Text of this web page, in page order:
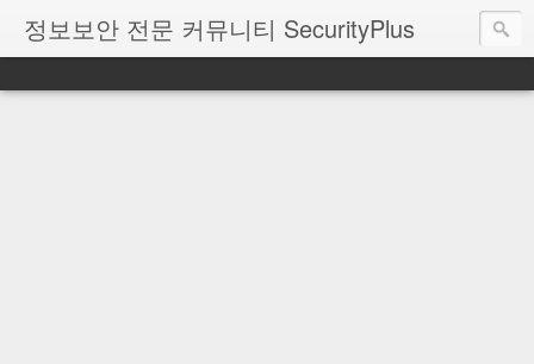
정보보안 전문 커뮤니티 SecurityPlus